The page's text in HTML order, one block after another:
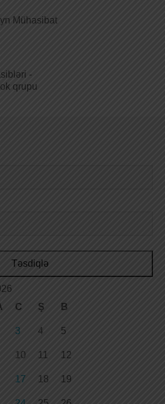
Təsdiqlə
C Ş B
3 4 5
10 11 12
17 18 19